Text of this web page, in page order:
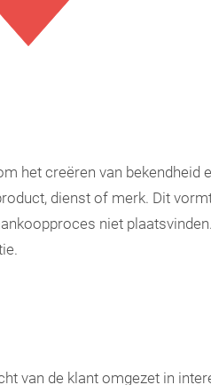
het creëren van
dienst of merk. Dit
niet
van de klant omgezet in